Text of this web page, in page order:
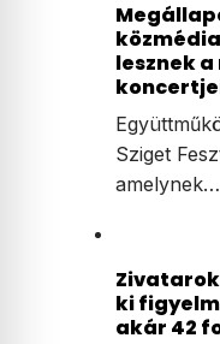
lesznek
Sziget
amelynek…
ki
akár 42